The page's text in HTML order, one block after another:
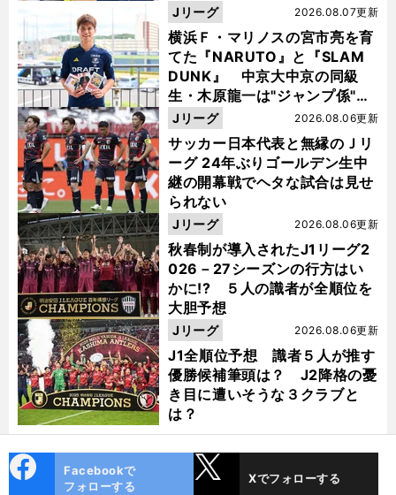
横浜Ｆ・マリノスの宮市亮を育
てた『NARUTO』と『SLAM
DUNK』 中京大中京の同級
生・木原龍一は"ジャンプ係"だ
った
2026.08.07更新
Jリーグ
サッカー日本代表と無縁のＪリ
ーグ 24年ぶりゴールデン生中
継の開幕戦でヘタな試合は見せ
られない
2026.08.06更新
Jリーグ
秋春制が導入されたJ1リーグ2
026－27シーズンの行方はい
かに!? ５人の識者が全順位を
大胆予想
2026.08.06更新
Jリーグ
J1全順位予想 識者５人が推す
優勝候補筆頭は？ J2降格の憂
き目に遭いそうな３クラブと
は？
2026.08.06更新
Jリーグ
ok
Facebookで
フォローする
Xでフォローする